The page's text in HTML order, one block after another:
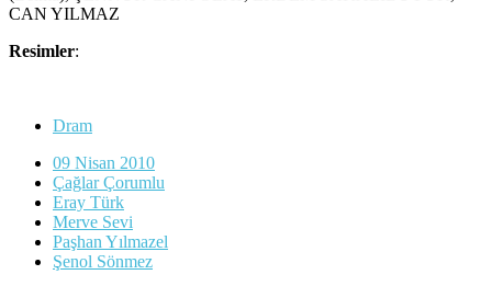
CAN YILMAZ
Resimler:
Dram
09 Nisan 2010
Çağlar Çorumlu
Eray Türk
Merve Sevi
Paşhan Yılmazel
Şenol Sönmez